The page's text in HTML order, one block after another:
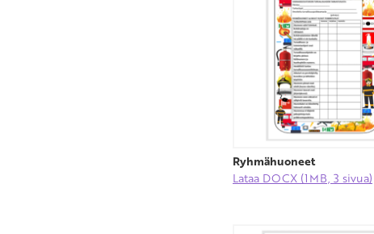
Ryhmähuoneet
Lataa DOCX (1MB, 3 sivua)